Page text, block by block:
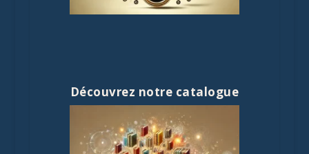
Découvrez notre catalogue